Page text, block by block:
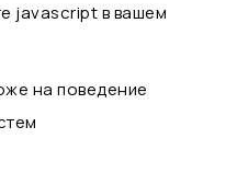
javascript в вашем
на поведение